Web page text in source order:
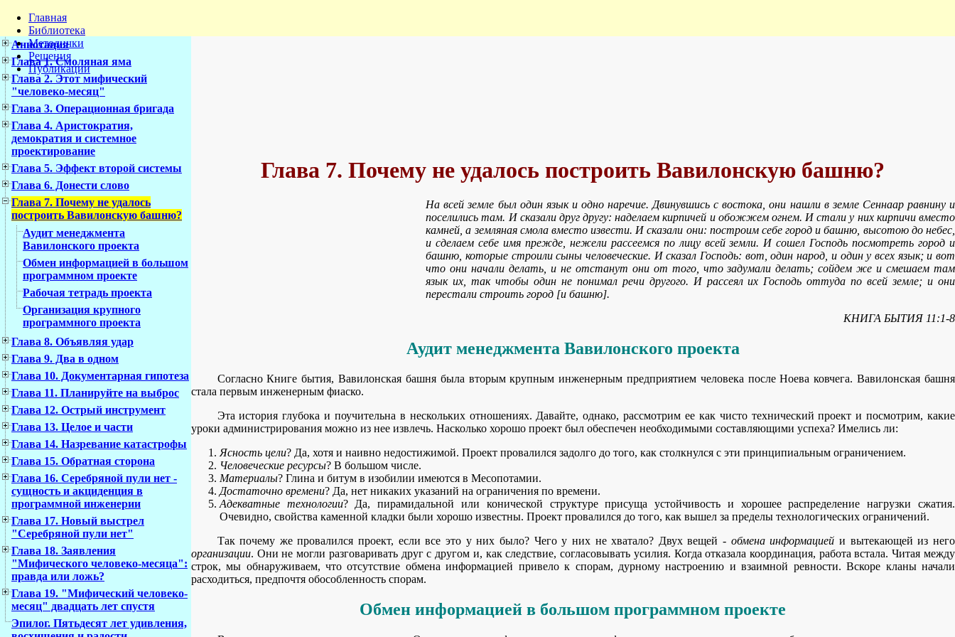
Главная
Библиотека
Методички
Решения
Публикации
Аннотация
Глава 1. Смоляная яма
Глава 2. Этот мифический
"человеко-месяц"
Глава 3. Операционная бригада
Глава 4. Аристократия,
демократия и системное
проектирование
Глава 5. Эффект второй системы
Глава 6. Донести слово
Глава 7. Почему не удалось
построить Вавилонскую башню?
Аудит менеджмента
Вавилонского проекта
Обмен информацией в большом
программном проекте
Рабочая тетрадь проекта
Организация крупного
программного проекта
Глава 8. Объявляя удар
Глава 9. Два в одном
Глава 10. Документарная гипотеза
Глава 11. Планируйте на выброс
Глава 12. Острый инструмент
Глава 13. Целое и части
Глава 14. Назревание катастрофы
Глава 15. Обратная сторона
Глава 16. Серебряной пули нет -
сущность и акциденция в
программной инженерии
Глава 17. Новый выстрел
"Серебряной пули нет"
Глава 18. Заявления
"Мифического человеко-месяца":
правда или ложь?
Глава 19. "Мифический человеко-
месяц" двадцать лет спустя
Эпилог. Пятьдесят лет удивления,
Глава 7. Почему не удалось построить Вавилонскую башню?
На всей земле был один язык и одно наречие. Двинувшись с востока, они нашли в земле Сеннаар равнину и
поселились там. И сказали друг другу: наделаем кирпичей и обожжем огнем. И стали у них кирпичи вместо
камней, а земляная смола вместо извести. И сказали они: построим себе город и башню, высотою до небес,
и сделаем себе имя прежде, нежели рассеемся по лицу всей земли. И сошел Господь посмотреть город и
башню, которые строили сыны человеческие. И сказал Господь: вот, один народ, и один у всех язык; и вот
что они начали делать, и не отстанут они от того, что задумали делать; сойдем же и смешаем там
язык их, так чтобы один не понимал речи другого. И рассеял их Господь оттуда по всей земле; и они
перестали строить город [и башню].
КНИГА БЫТИЯ 11:1-8
Аудит менеджмента Вавилонского проекта
Согласно Книге бытия, Вавилонская башня была вторым крупным инженерным предприятием человека после Ноева ковчега. Вавилонская башня
стала первым инженерным фиаско.
Эта история глубока и поучительна в нескольких отношениях. Давайте, однако, рассмотрим ее как чисто технический проект и посмотрим, какие
уроки администрирования можно из нее извлечь. Насколько хорошо проект был обеспечен необходимыми составляющими успеха? Имелись ли:
Ясность цели? Да, хотя и наивно недостижимой. Проект провалился задолго до того, как столкнулся с эти принципиальным ограничением.
Человеческие ресурсы? В большом числе.
Материалы? Глина и битум в изобилии имеются в Месопотамии.
Достаточно времени? Да, нет никаких указаний на ограничения по времени.
Адекватные технологии? Да, пирамидальной или конической структуре присуща устойчивость и хорошее распределение нагрузки сжатия.
Очевидно, свойства каменной кладки были хорошо известны. Проект провалился до того, как вышел за пределы технологических ограничений.
Так почему же провалился проект, если все это у них было? Чего у них не хватало? Двух вещей - обмена информацией и вытекающей из него
организации. Они не могли разговаривать друг с другом и, как следствие, согласовывать усилия. Когда отказала координация, работа встала. Читая между
строк, мы обнаруживаем, что отсутствие обмена информацией привело к спорам, дурному настроению и взаимной ревности. Вскоре кланы начали
расходиться, предпочтя обособленность спорам.
Обмен информацией в большом программном проекте